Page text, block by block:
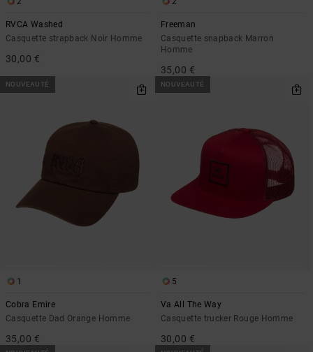
RVCA Washed
Casquette strapback Noir Homme
30,00 €
Freeman
Casquette snapback Marron
Homme
35,00 €
NOUVEAUTÉ
1
Cobra Emire
Casquette Dad Orange Homme
35,00 €
NOUVEAUTÉ
5
Va All The Way
Casquette trucker Rouge Homme
30,00 €